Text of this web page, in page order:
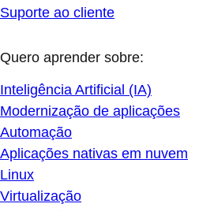
Suporte ao cliente
Quero aprender sobre:
Inteligência Artificial (IA)
Modernização de aplicações
Automação
Aplicações nativas em nuvem
Linux
Virtualização